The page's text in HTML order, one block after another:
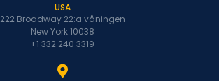
USA
222 Broadway 22:a våningen
New York 10038
+1 332 240 3319